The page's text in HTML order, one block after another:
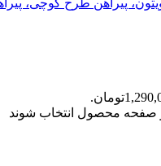
صفحه محصول انتخاب شوند